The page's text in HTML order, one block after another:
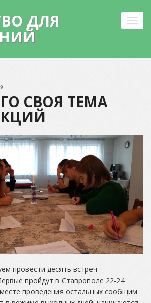
ДЛЯ
СВОЯ ТЕМА
провести десять встреч–
пройдут в Ставрополе 22-24
проведения остальных сообщим